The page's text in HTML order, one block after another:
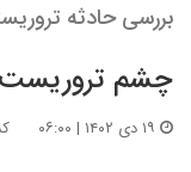
بررسی حادثه
چشم
کد